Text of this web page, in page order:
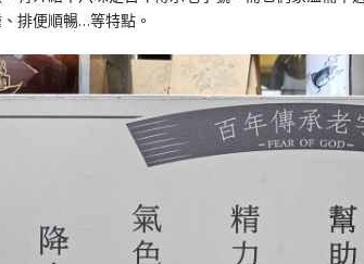
排便順暢…等特點。